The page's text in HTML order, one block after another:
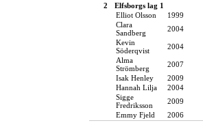
2 Elfsborgs lag 1
Elliot Olsson
1999
Clara
Sandberg
2004
Kevin
Söderqvist
2004
Alma
Strömberg
2007
Isak Henley
2009
Hannah Lilja
2004
Sigge
Fredriksson
2009
Emmy Fjeld
2006